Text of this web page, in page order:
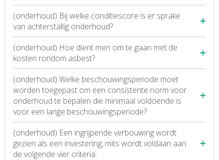
(onderhoud) Bij welke conditiescore is er sprake
van achterstallig onderhoud?
(onderhoud) Hoe dient men om te gaan met de
kosten rondom asbest?
(onderhoud) Welke beschouwingsperiode moet
worden toegepast om een consistente norm voor
onderhoud te bepalen die minimaal voldoende is
voor een lange beschouwingsperiode?
(onderhoud) Een ingrijpende verbouwing wordt
gezien als een investering, mits wordt voldaan aan
de volgende vier criteria: